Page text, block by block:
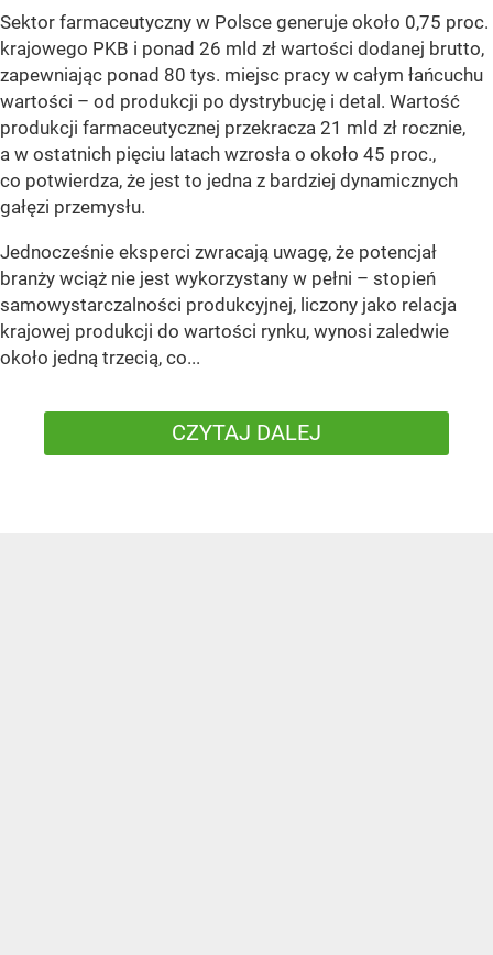
Sektor farmaceutyczny w Polsce generuje około 0,75 proc.
krajowego PKB i ponad 26 mld zł wartości dodanej brutto,
zapewniając ponad 80 tys. miejsc pracy w całym łańcuchu
wartości – od produkcji po dystrybucję i detal. Wartość
produkcji farmaceutycznej przekracza 21 mld zł rocznie,
a w ostatnich pięciu latach wzrosła o około 45 proc.,
co potwierdza, że jest to jedna z bardziej dynamicznych
gałęzi przemysłu.
Jednocześnie eksperci zwracają uwagę, że potencjał
branży wciąż nie jest wykorzystany w pełni – stopień
samowystarczalności produkcyjnej, liczony jako relacja
krajowej produkcji do wartości rynku, wynosi zaledwie
około jedną trzecią, co...
CZYTAJ DALEJ